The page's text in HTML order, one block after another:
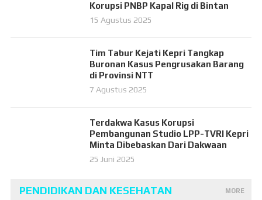
Korupsi PNBP Kapal Rig di Bintan
15 Agustus 2025
Tim Tabur Kejati Kepri Tangkap
Buronan Kasus Pengrusakan Barang
di Provinsi NTT
7 Agustus 2025
Terdakwa Kasus Korupsi
Pembangunan Studio LPP-TVRI Kepri
Minta Dibebaskan Dari Dakwaan
25 Juni 2025
PENDIDIKAN DAN KESEHATAN MORE